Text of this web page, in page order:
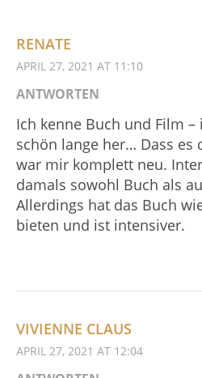
RENATE
APRIL 27, 2021 AT 11:10
ANTWORTEN
Ich kenne Buch und Film
schön lange her… Dass es
war mir komplett neu.
damals sowohl Buch als
Allerdings hat das Buch
bieten und ist intensiver.
VIVIENNE CLAUS
APRIL 27, 2021 AT 12:04